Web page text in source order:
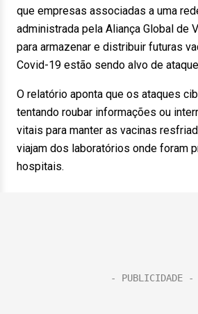
que empresas associadas a uma
administrada pela Aliança Global de
para armazenar e distribuir futuras
Covid-19 estão sendo alvo de
O relatório aponta que os ataques
tentando roubar informações ou
vitais para manter as vacinas
viajam dos laboratórios onde foram
hospitais.